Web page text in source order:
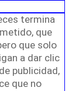
termina
que
que solo
a dar clic
publicidad,
que no